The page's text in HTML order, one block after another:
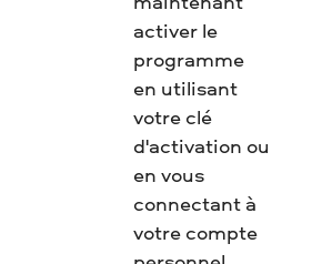
activer le
programme
en utilisant
votre clé
d'activation ou
en vous
connectant à
votre compte